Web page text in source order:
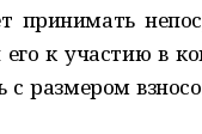
принимать
к участию в
с размером